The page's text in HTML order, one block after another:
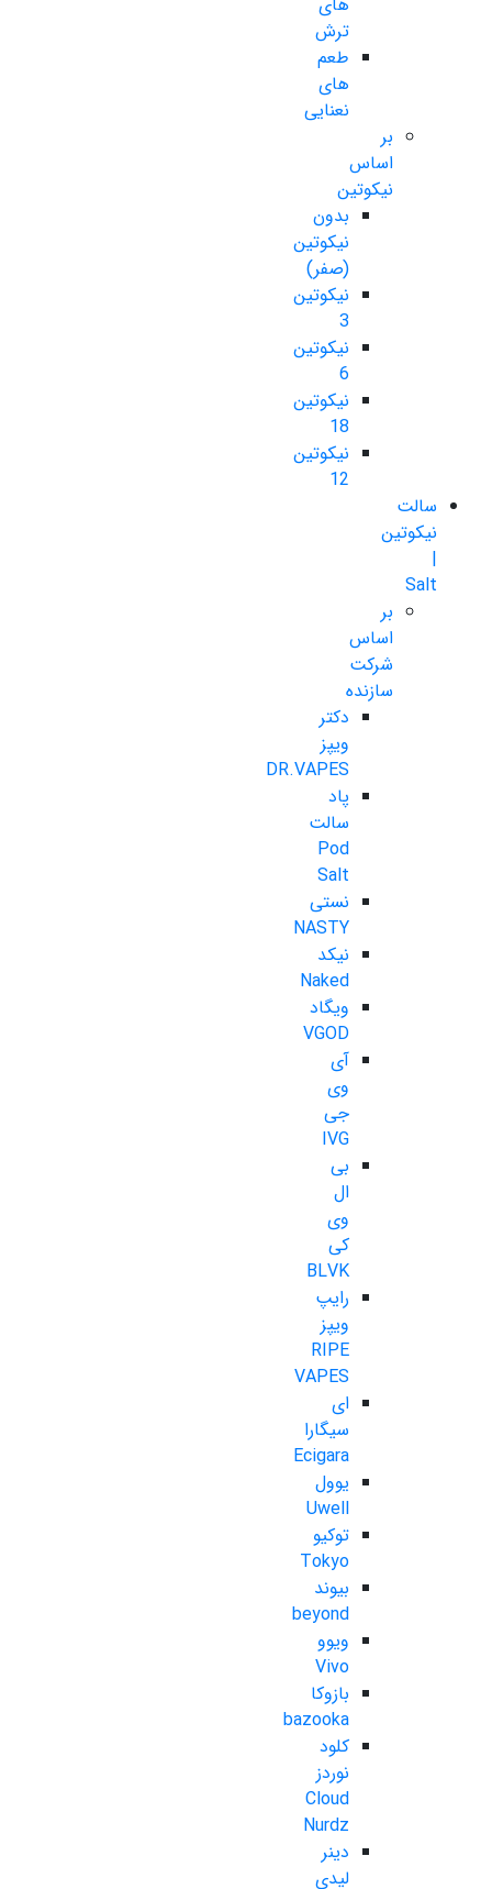
ترش
طعم
های
نعنایی
بر
اساس
نیکوتین
بدون
نیکوتین
(صفر)
نیکوتین
3
نیکوتین
6
نیکوتین
18
نیکوتین
12
سالت
نیکوتین
|
Salt
بر
اساس
شرکت
سازنده
دکتر
ویپز
DR.VAPES
پاد
سالت
Pod
Salt
نستی
NASTY
نیکد
Naked
ویگاد
VGOD
آی
وی
جی
IVG
بی
ال
وی
کی
BLVK
رایپ
ویپز
RIPE
VAPES
ای
سیگارا
Ecigara
یوول
Uwell
توکیو
Tokyo
بیوند
beyond
ویوو
Vivo
بازوکا
bazooka
کلود
نوردز
Cloud
Nurdz
دینر
لیدی